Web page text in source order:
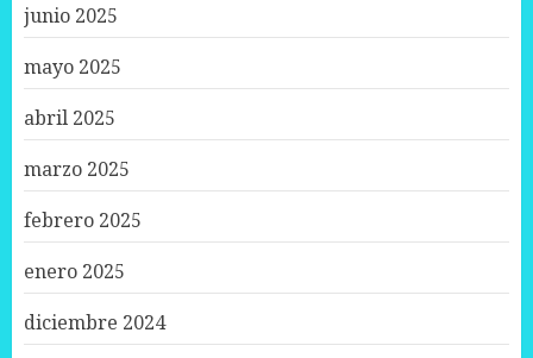
junio 2025
mayo 2025
abril 2025
marzo 2025
febrero 2025
enero 2025
diciembre 2024